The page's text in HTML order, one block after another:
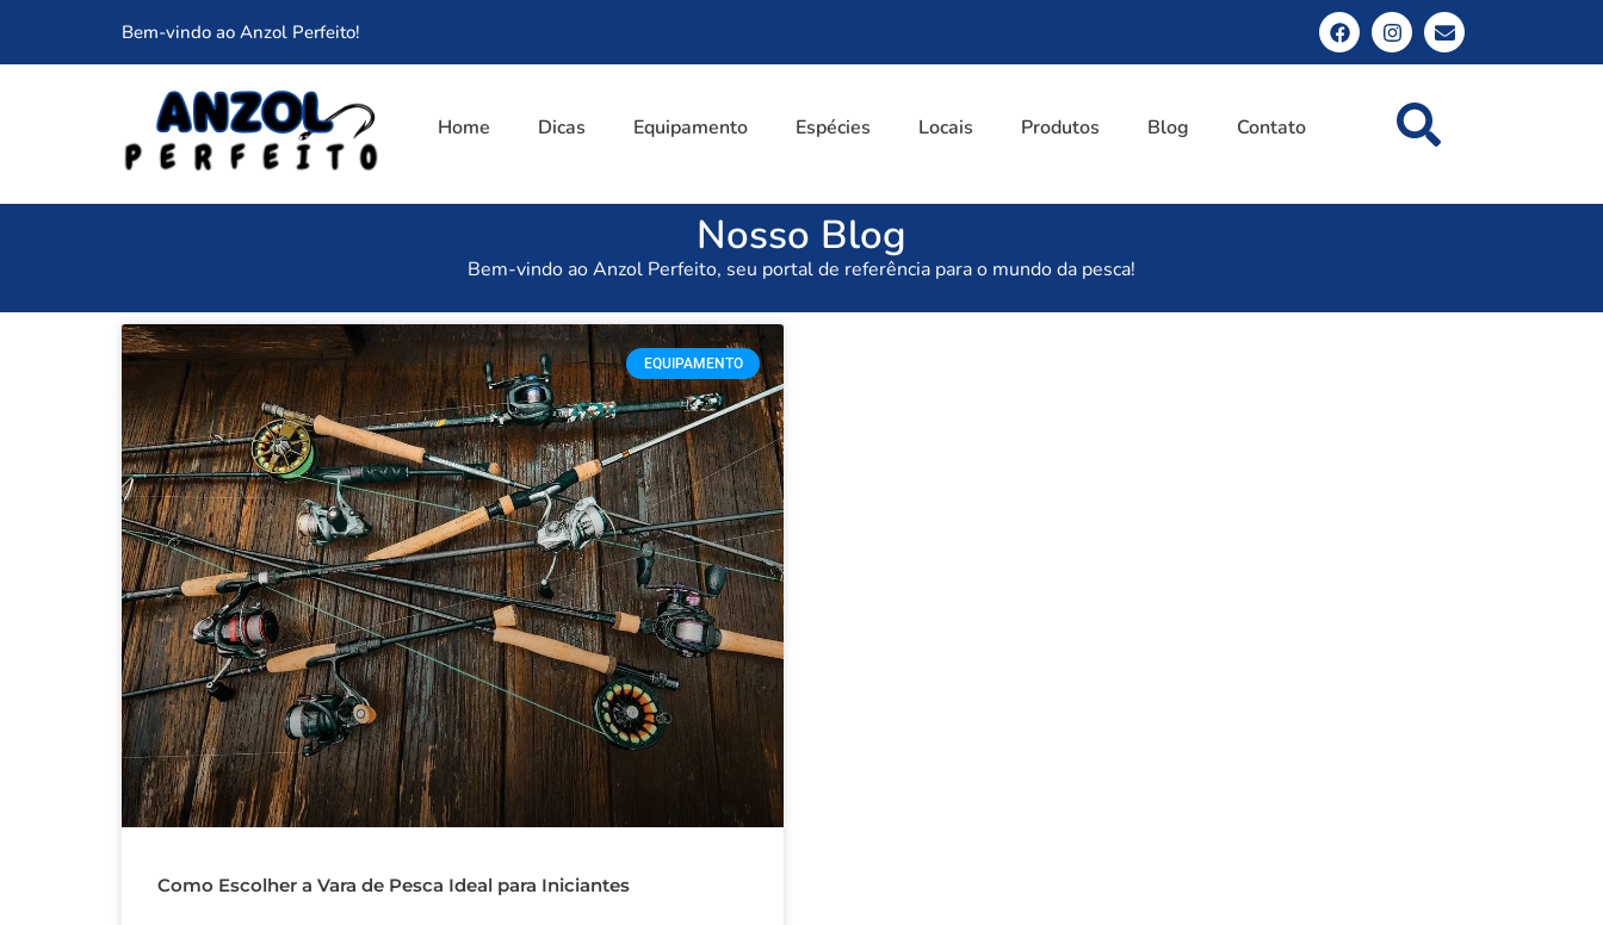
Bem-vindo ao Anzol Perfeito!
Home Dicas Equipamento Espécies Locais Produtos Blog Contato
Nosso Blog
Bem-vindo ao Anzol Perfeito, seu portal de referência para o mundo da pesca!
EQUIPAMENTO
Como Escolher a Vara de Pesca Ideal para Iniciantes